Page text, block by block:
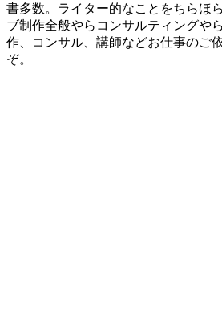
書多数。ライター的なことをちらほ
ブ制作全般やらコンサルティングや
作、コンサル、講師などお仕事のご
ぞ。